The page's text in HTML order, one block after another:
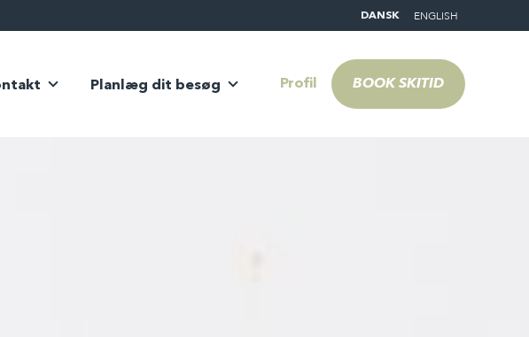
DANSK ENGLISH
Planlæg dit besøg Profil BOOK SKITID